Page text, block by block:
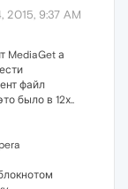
2015, 9:37 AM
MediaGet а
файл
было в 12х..